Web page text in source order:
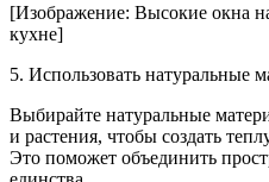
[Изображение: Высокие окна
кухне]
5. Использовать натуральные
Выбирайте натуральные
и растения, чтобы создать
Это поможет объединить